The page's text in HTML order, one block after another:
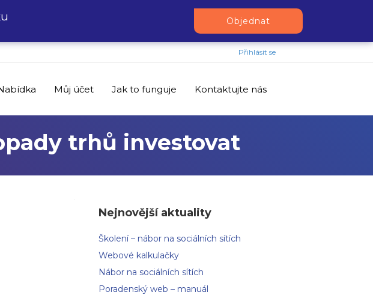
Přihlásit se
Můj účet Jak to funguje Kontaktujte nás
trhů investovat
Nejnovější aktuality
Školení – nábor na sociálních sítích
Webové kalkulačky
Nábor na sociálních sítích
Poradenský web – manuál
Objednat